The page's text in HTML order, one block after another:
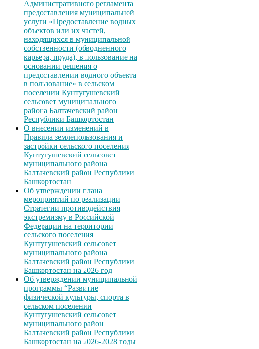
Административного регламента
предоставления муниципальной
услуги «Предоставление водных
объектов или их частей,
находящихся в муниципальной
собственности (обводненного
карьера, пруда), в пользование на
основании решения о
предоставлении водного объекта
в пользование» в сельском
поселении Кунтугушевский
сельсовет муниципального
района Балтачевский район
Республики Башкортостан
О внесении изменений в
Правила землепользования и
застройки сельского поселения
Кунтугушевский сельсовет
муниципального района
Балтачевский район Республики
Башкортостан
Об утверждении плана
мероприятий по реализации
Стратегии противодействия
экстремизму в Российской
Федерации на территории
сельского поселения
Кунтугушевский сельсовет
муниципального района
Балтачевский район Республики
Башкортостан на 2026 год
Об утверждении муниципальной
программы “Развитие
физической культуры, спорта в
сельском поселении
Кунтугушевский сельсовет
муниципального район
Балтачевский район Республики
Башкортостан на 2026-2028 годы